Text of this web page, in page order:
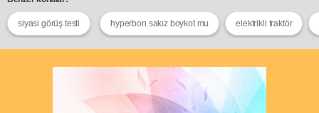
siyasi görüş testi hyperbon sakız boykot mu elektrikli traktör